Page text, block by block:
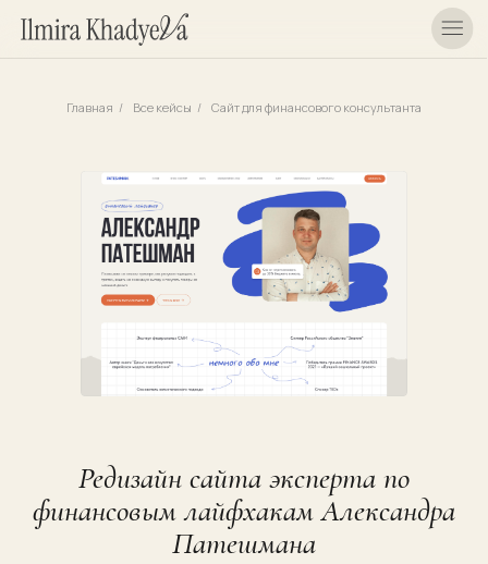
Главная / Все кейсы / Сайт для финансового консультанта
Редизайн сайта эксперта по
финансовым лайфхакам Александра
Патешмана